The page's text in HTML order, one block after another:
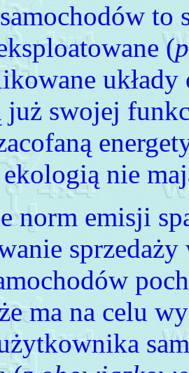
to
(
układy
już swojej
nie
norm emisji
ma na celu